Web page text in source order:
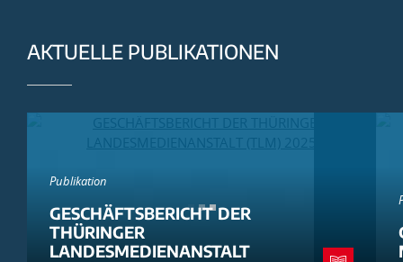
AKTUELLE PUBLIKATIONEN
Publikation
GESCHÄFTSBERICHT DER
THÜRINGER
LANDESMEDIENANSTALT